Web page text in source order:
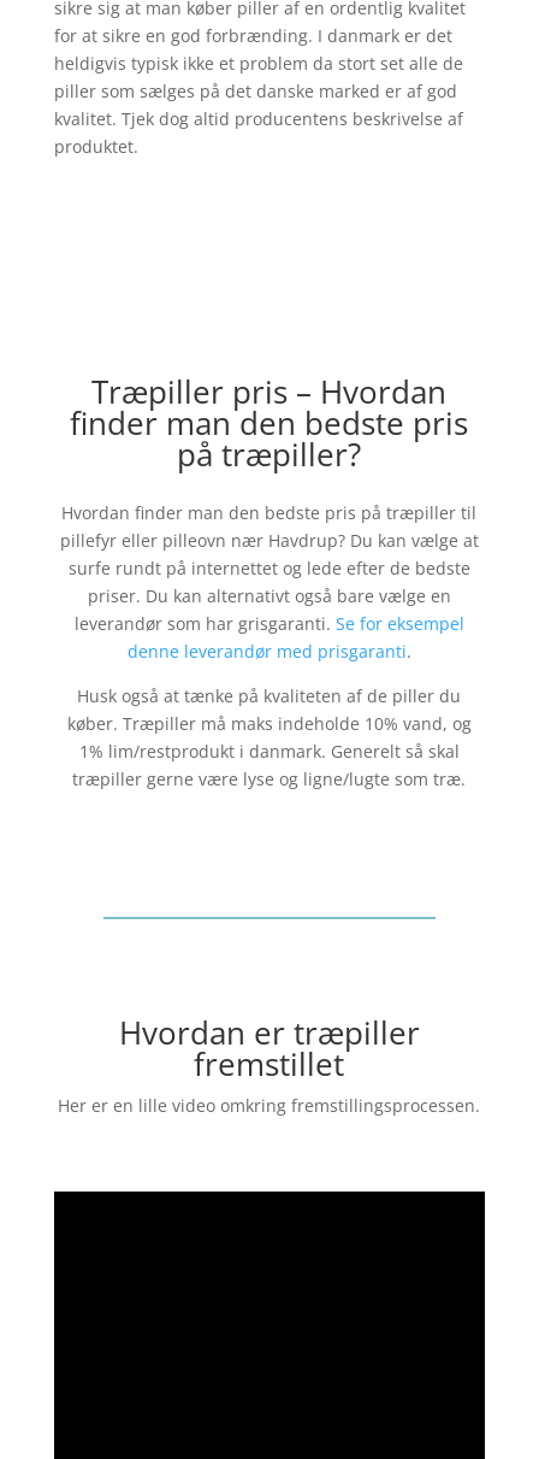
sikre sig at man køber piller af en ordentlig kvalitet
for at sikre en god forbrænding. I danmark er det
heldigvis typisk ikke et problem da stort set alle de
piller som sælges på det danske marked er af god
kvalitet. Tjek dog altid producentens beskrivelse af
produktet.
Træpiller pris – Hvordan
finder man den bedste pris
på træpiller?
Hvordan finder man den bedste pris på træpiller til
pillefyr eller pilleovn nær Havdrup? Du kan vælge at
surfe rundt på internettet og lede efter de bedste
priser. Du kan alternativt også bare vælge en
leverandør som har grisgaranti. Se for eksempel
denne leverandør med prisgaranti.
Husk også at tænke på kvaliteten af de piller du
køber. Træpiller må maks indeholde 10% vand, og
1% lim/restprodukt i danmark. Generelt så skal
træpiller gerne være lyse og ligne/lugte som træ.
Hvordan er træpiller
fremstillet
Her er en lille video omkring fremstillingsprocessen.